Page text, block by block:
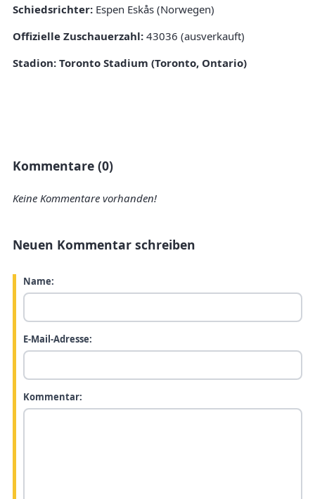
Schiedsrichter: Espen Eskås (Norwegen)
Offizielle Zuschauerzahl: 43036 (ausverkauft)
Stadion: Toronto Stadium (Toronto, Ontario)
Kommentare (0)
Keine Kommentare vorhanden!
Neuen Kommentar schreiben
Name:
E-Mail-Adresse:
Kommentar: